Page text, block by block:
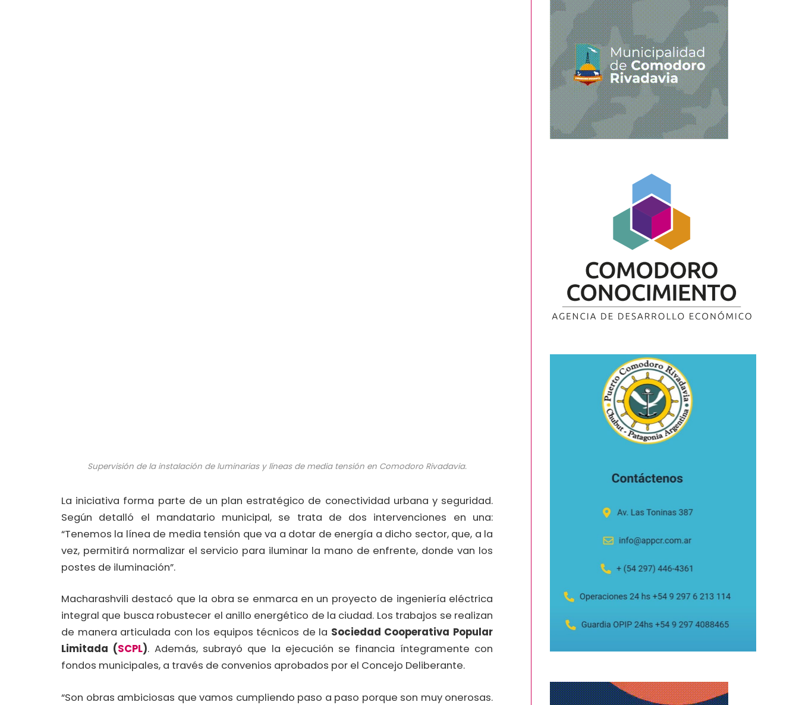
Supervisión de la instalación de luminarias y líneas de media tensión en Comodoro Rivadavia.
La iniciativa forma parte de un plan estratégico de conectividad urbana y seguridad.
Según detalló el mandatario municipal, se trata de dos intervenciones en una:
“Tenemos la línea de media tensión que va a dotar de energía a dicho sector, que, a la
vez, permitirá normalizar el servicio para iluminar la mano de enfrente, donde van los
postes de iluminación”.
Macharashvili destacó que la obra se enmarca en un proyecto de ingeniería eléctrica
integral que busca robustecer el anillo energético de la ciudad. Los trabajos se realizan
de manera articulada con los equipos técnicos de la Sociedad Cooperativa Popular
Limitada (SCPL). Además, subrayó que la ejecución se financia íntegramente con
fondos municipales, a través de convenios aprobados por el Concejo Deliberante.
“Son obras ambiciosas que vamos cumpliendo paso a paso porque son muy onerosas.